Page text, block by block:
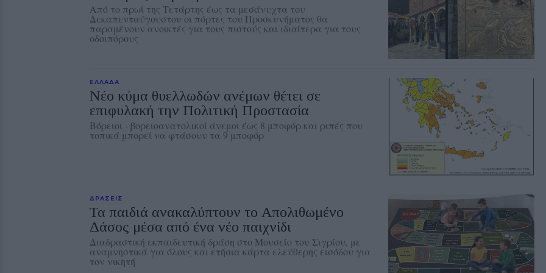
Από το πρωί της Τετάρτης έως τα μεσάνυχτα του
Δεκαπενταύγουστου οι πόρτες του Προσκυνήματος θα
παραμένουν ανοικτές για τους πιστούς και ιδιαίτερα για τους
οδοιπόρους
ΕΛΛΑΔΑ
Νέο κύμα θυελλωδών ανέμων θέτει σε
επιφυλακή την Πολιτική Προστασία
Βόρειοι - βορειοανατολικοί άνεμοι έως 8 μποφόρ και ριπές που
τοπικά μπορεί να φτάσουν τα 9 μποφόρ
ΔΡΑΣΕΙΣ
Τα παιδιά ανακαλύπτουν το Απολιθωμένο
Δάσος μέσα από ένα νέο παιχνίδι
Διαδραστική εκπαιδευτική δράση στο Μουσείο του Σιγρίου, με
αναμνηστικά για όλους και ετήσια κάρτα ελεύθερης εισόδου για
τον νικητή